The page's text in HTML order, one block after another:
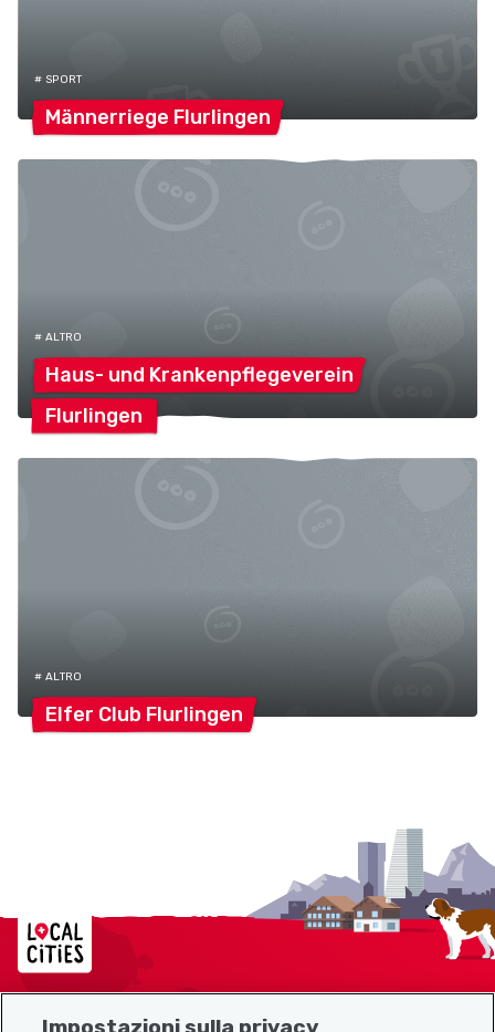
# SPORT
Männerriege Flurlingen
# ALTRO
Haus- und Krankenpflegeverein
Flurlingen
# ALTRO
Elfer Club Flurlingen
Localcities
Impostazioni sulla privacy